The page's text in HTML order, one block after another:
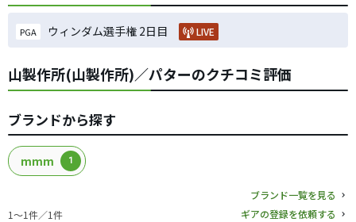
PGA ウィンダム選手権 2日目 LIVE
山製作所(山製作所)／パターのクチコミ評価
ブランドから探す
mmm 1
1〜1件／1件
ブランド一覧を見る
ギアの登録を依頼する